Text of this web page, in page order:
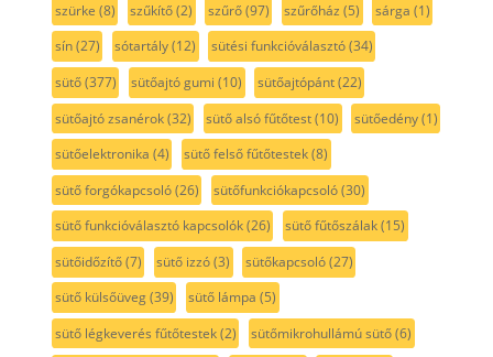
szürke (8) szűkítő(2) szűrő(97) szűrőház (5) sárga (1)
sín(27) sótartály(12) sütési funkcióválasztó(34)
sütő(377) sütőajtó gumi (10) sütőajtópánt(22)
sütőajtó zsanérok(32) sütő alsó fűtőtest(10) sütőedény(1)
sütőelektronika (4) sütő felső fűtőtestek(8)
sütő forgókapcsoló(26) sütőfunkciókapcsoló(30)
sütő funkcióválasztó kapcsolók(26) sütő fűtőszálak(15)
sütőidőzítő(7) sütő izzó(3) sütőkapcsoló(27)
sütő külsőüveg(39) sütő lámpa (5)
sütő légkeverés fűtőtestek(2) sütőmikrohullámú sütő(6)